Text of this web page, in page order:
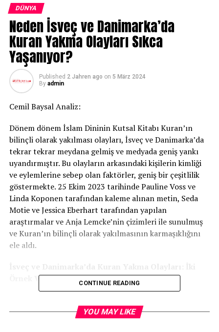
DÜNYA
Neden İsveç ve Danimarka’da
Kuran Yakma Olayları Sıkca
Yaşanıyor?
Published 2 Jahren ago on 5 März 2024
By admin
Cemil Baysal Analiz:
Dönem dönem İslam Dininin Kutsal Kitabı Kuran’ın
bilinçli olarak yakılması olayları, İsveç ve Danimarka’da
tekrar tekrar meydana gelmiş ve medyada geniş yankı
uyandırmıştır. Bu olayların arkasındaki kişilerin kimliği
ve eylemlerine sebep olan faktörler, geniş bir çeşitlilik
göstermekte. 25 Ekim 2023 tarihinde Pauline Voss ve
Linda Koponen tarafından kaleme alınan metin, Seda
Motie ve Jessica Eberhart tarafından yapılan
araştırmalar ve Anja Lemcke’nin çizimleri ile sunulmuş
ve Kuran’ın bilinçli olarak yakılmasının karmaşıklığını
ele aldı.
Örnek Vaka
verir ve bu eylemlerini Tiktok üzerinden paylaşır: Bu
CONTINUE READING
YOU MAY LIKE